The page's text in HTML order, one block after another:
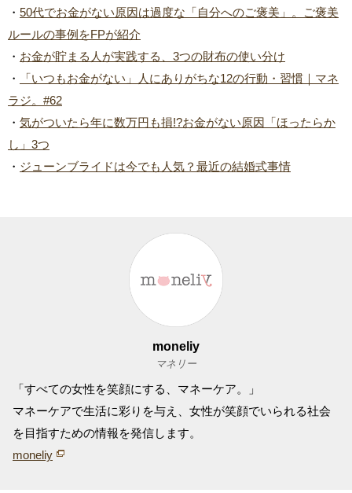
・ 50代でお金がない原因は過度な「自分へのご褒美」。ご褒美
ルールの事例をFPが紹介
・ お金が貯まる人が実践する、3つの財布の使い分け
・
「いつもお金がない」人にありがちな12の行動・習慣｜マネ
ラジ。#62
・ 気がついたら年に数万円も損!?お金がない原因「ほったらか
し」3つ
・ ジューンブライドは今でも人気？最近の結婚式事情
moneliy
マネリー
「すべての女性を笑顔にする、マネーケア。」
マネーケアで生活に彩りを与え、女性が笑顔でいられる社会
を目指すための情報を発信します。
moneliy